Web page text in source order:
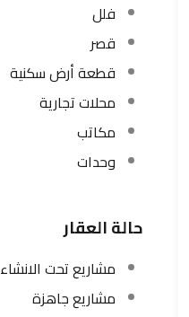
فلل
قصر
قطعة أرض سكنية
محلات تجارية
مكاتب
وحدات
حالة العقار
مشاريع تحت الانشاء
مشاريع جاهزة